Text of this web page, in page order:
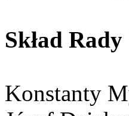
Skład
Konstanty